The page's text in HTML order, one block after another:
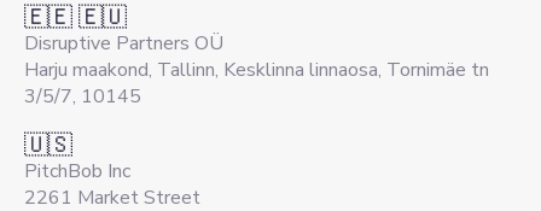
🇪🇪 🇪🇺
Disruptive Partners OÜ
Harju maakond, Tallinn, Kesklinna linnaosa, Tornimäe tn
3/5/7, 10145
🇺🇸
PitchBob Inc
2261 Market Street